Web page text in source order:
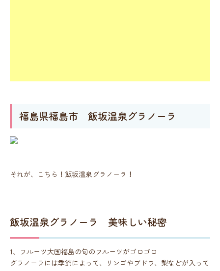
福島県福島市 飯坂温泉グラノーラ
それが、こちら！飯坂温泉グラノーラ！
飯坂温泉グラノーラ 美味しい秘密
1、フルーツ大国福島の旬のフルーツがゴロゴロ
グラノーラには季節によって、リンゴやブドウ、梨などが入って